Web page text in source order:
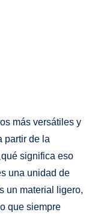
más versátiles y
partir de la
significa eso
una unidad de⁢
un material ligero,​
que siempre